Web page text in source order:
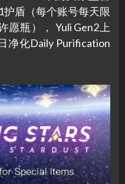
护盾（每个账号每天限
愿瓶）， Yuli Gen2上
净化Daily Purification